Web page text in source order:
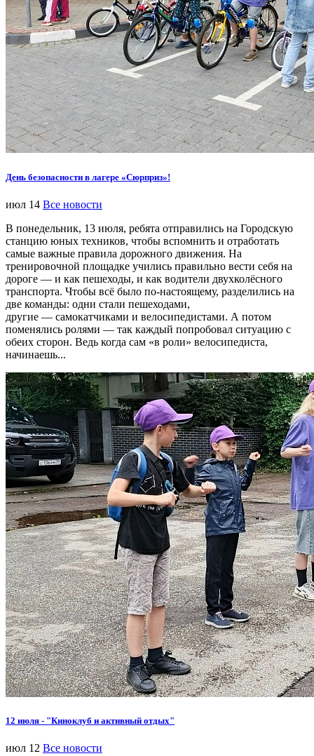
День безопасности в лагере «Сюрприз»!
июл 14 Все новости
В понедельник, 13 июля, ребята отправились на Городскую
станцию юных техников, чтобы вспомнить и отработать
самые важные правила дорожного движения. На
тренировочной площадке учились правильно вести себя на
дороге — и как пешеходы, и как водители двухколёсного
транспорта. Чтобы всё было по-настоящему, разделились на
две команды: одни стали пешеходами,
другие — самокатчиками и велосипедистами. А потом
поменялись ролями — так каждый попробовал ситуацию с
обеих сторон. Ведь когда сам «в роли» велосипедиста,
начинаешь...
12 июля - "Киноклуб и активный отдых"
июл 12 Все новости